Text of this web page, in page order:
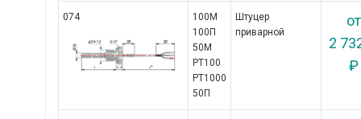
074
100М
100П
50М
РТ100
РТ1000
50П
Штуцер
приварной
от
2
₽